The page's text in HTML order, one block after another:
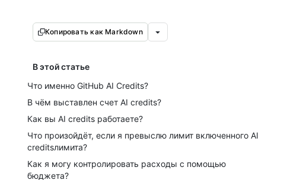
Копировать как Markdown
В этой статье
Что именно GitHub AI Credits?
В чём выставлен счет AI credits?
Как вы AI credits работаете?
Что произойдёт, если я превыслю лимит включенного AI
creditsлимита?
Как я могу контролировать расходы с помощью
бюджета?